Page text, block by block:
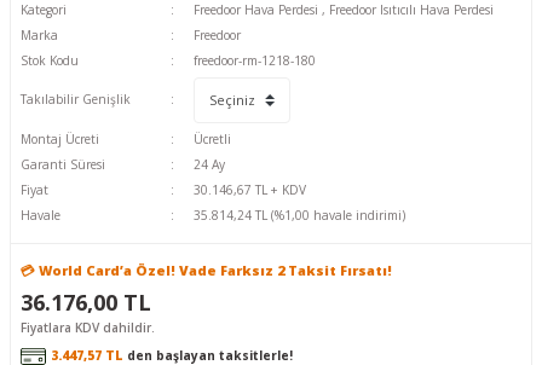
Kategori
Freedoor Hava Perdesi , Freedoor Isıtıcılı Hava Perdesi
Marka
Freedoor
Stok Kodu
freedoor-rm-1218-180
Takılabilir Genişlik
Montaj Ücreti
Ücretli
Garanti Süresi
24 Ay
Fiyat
30.146,67 TL + KDV
Havale
35.814,24 TL (%1,00 havale indirimi)
💳 World Card’a Özel! Vade Farksız 2 Taksit Fırsatı!
36.176,00 TL
Fiyatlara KDV dahildir.
3.447,57 TL den başlayan taksitlerle!